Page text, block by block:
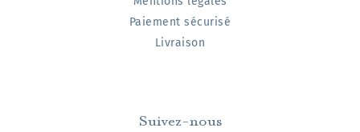
Paiement sécurisé
Livraison
Suivez-nous